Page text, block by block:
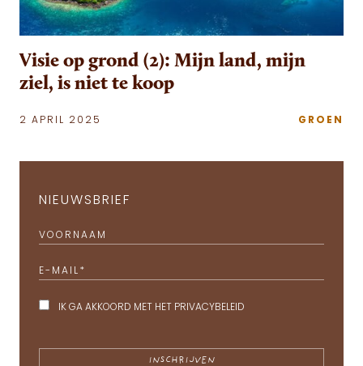
Visie op grond (2): Mijn land, mijn
ziel, is niet te koop
2 APRIL 2025 GROEN
NIEUWSBRIEF
VOORNAAM
E-MAIL *
IK GA AKKOORD MET HET PRIVACYBELEID